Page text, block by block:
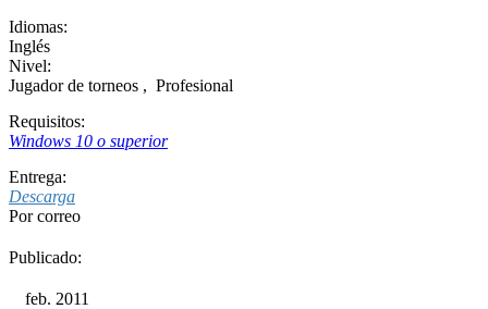
Idiomas:
Inglés
Nivel:
Jugador de torneos , Profesional
Requisitos:
Windows 10 o superior
Entrega:
Descarga
Por correo
Publicado:
feb. 2011